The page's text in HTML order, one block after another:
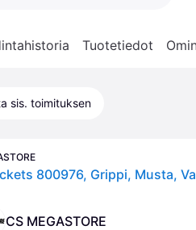
Tuotetiedot
sis. toimituksen
CS MEGASTORE